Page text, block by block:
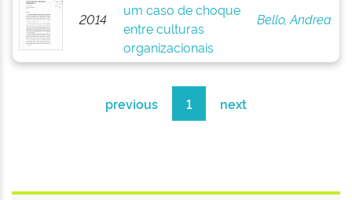
2014
um caso de choque
entre culturas
organizacionais
Bello, Andrea
previous 1 next